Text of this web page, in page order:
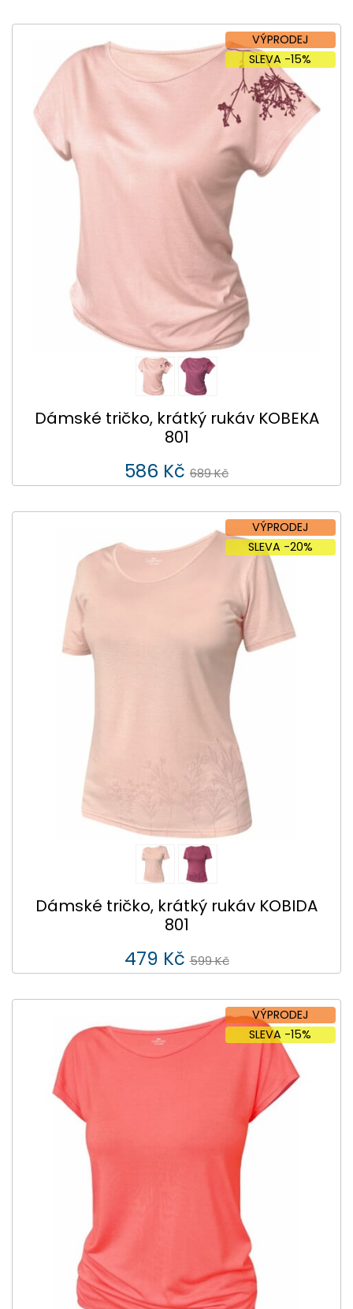
VÝPRODEJ
SLEVA -15%
Dámské tričko, krátký rukáv KOBEKA
801
586 Kč 689 Kč
VÝPRODEJ
SLEVA -20%
Dámské tričko, krátký rukáv KOBIDA
801
479 Kč 599 Kč
VÝPRODEJ
SLEVA -15%